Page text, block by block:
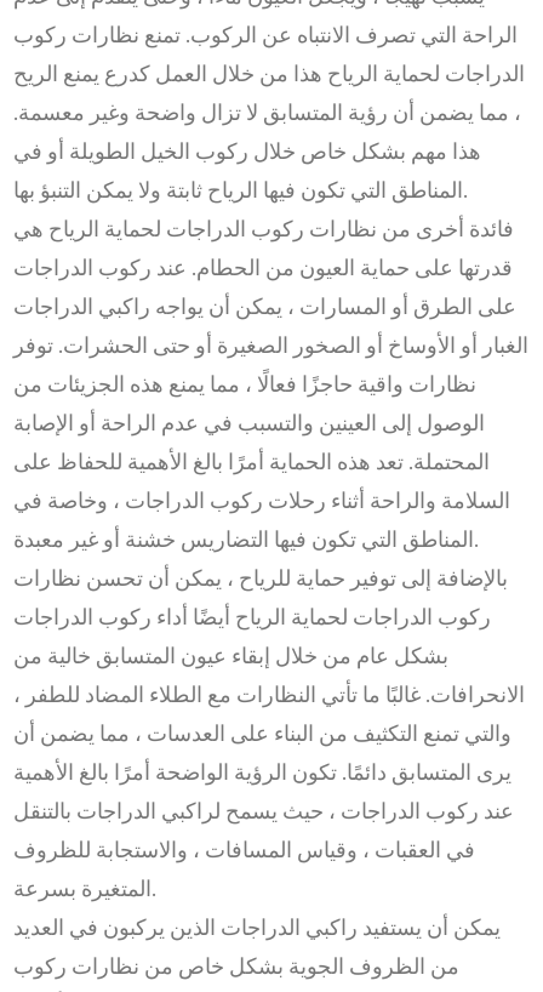
الراحة التي تصرف الانتباه عن الركوب. تمنع نظارات ركوب
الدراجات لحماية الرياح هذا من خلال العمل كدرع يمنع الريح
، مما يضمن أن رؤية المتسابق لا تزال واضحة وغير معسمة.
هذا مهم بشكل خاص خلال ركوب الخيل الطويلة أو في
المناطق التي تكون فيها الرياح ثابتة ولا يمكن التنبؤ بها.
فائدة أخرى من نظارات ركوب الدراجات لحماية الرياح هي
قدرتها على حماية العيون من الحطام. عند ركوب الدراجات
على الطرق أو المسارات ، يمكن أن يواجه راكبي الدراجات
الغبار أو الأوساخ أو الصخور الصغيرة أو حتى الحشرات. توفر
نظارات واقية حاجزًا فعالًا ، مما يمنع هذه الجزيئات من
الوصول إلى العينين والتسبب في عدم الراحة أو الإصابة
المحتملة. تعد هذه الحماية أمرًا بالغ الأهمية للحفاظ على
السلامة والراحة أثناء رحلات ركوب الدراجات ، وخاصة في
المناطق التي تكون فيها التضاريس خشنة أو غير معبدة.
بالإضافة إلى توفير حماية للرياح ، يمكن أن تحسن نظارات
ركوب الدراجات لحماية الرياح أيضًا أداء ركوب الدراجات
بشكل عام من خلال إبقاء عيون المتسابق خالية من
الانحرافات. غالبًا ما تأتي النظارات مع الطلاء المضاد للطفر ،
والتي تمنع التكثيف من البناء على العدسات ، مما يضمن أن
يرى المتسابق دائمًا. تكون الرؤية الواضحة أمرًا بالغ الأهمية
عند ركوب الدراجات ، حيث يسمح لراكبي الدراجات بالتنقل
في العقبات ، وقياس المسافات ، والاستجابة للظروف
المتغيرة بسرعة.
يمكن أن يستفيد راكبي الدراجات الذين يركبون في العديد
من الظروف الجوية بشكل خاص من نظارات ركوب